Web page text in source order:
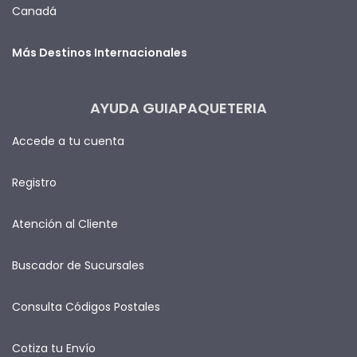
Canadá
Más Destinos Internacionales
AYUDA GUIAPAQUETERIA
Accede a tu cuenta
Registro
Atención al Cliente
Buscador de Sucursales
Consulta Códigos Postales
Cotiza tu Envío